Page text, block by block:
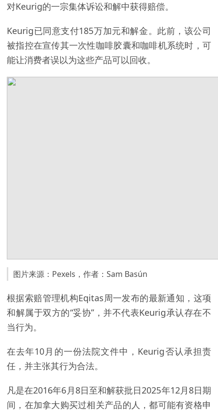
对Keurig的一宗集体诉讼和解中获得赔偿。
Keurig已同意支付185万加元和解金。此前，该公司
被指控在宣传其一次性咖啡胶囊和咖啡机系统时，可
能让消费者误以为这些产品可以回收。
图片来源：Pexels，作者：Sam Basún
根据索赔管理机构Eqitas周一发布的最新通知，这项
和解属于双方的“妥协”，并不代表Keurig承认存在不
当行为。
在去年10月的一份法院文件中，Keurig否认承担责
任，并主张其行为合法。
凡是在2016年6月8日至和解获批日2025年12月8日期
间，在加拿大购买过相关产品的人，都可能有资格申